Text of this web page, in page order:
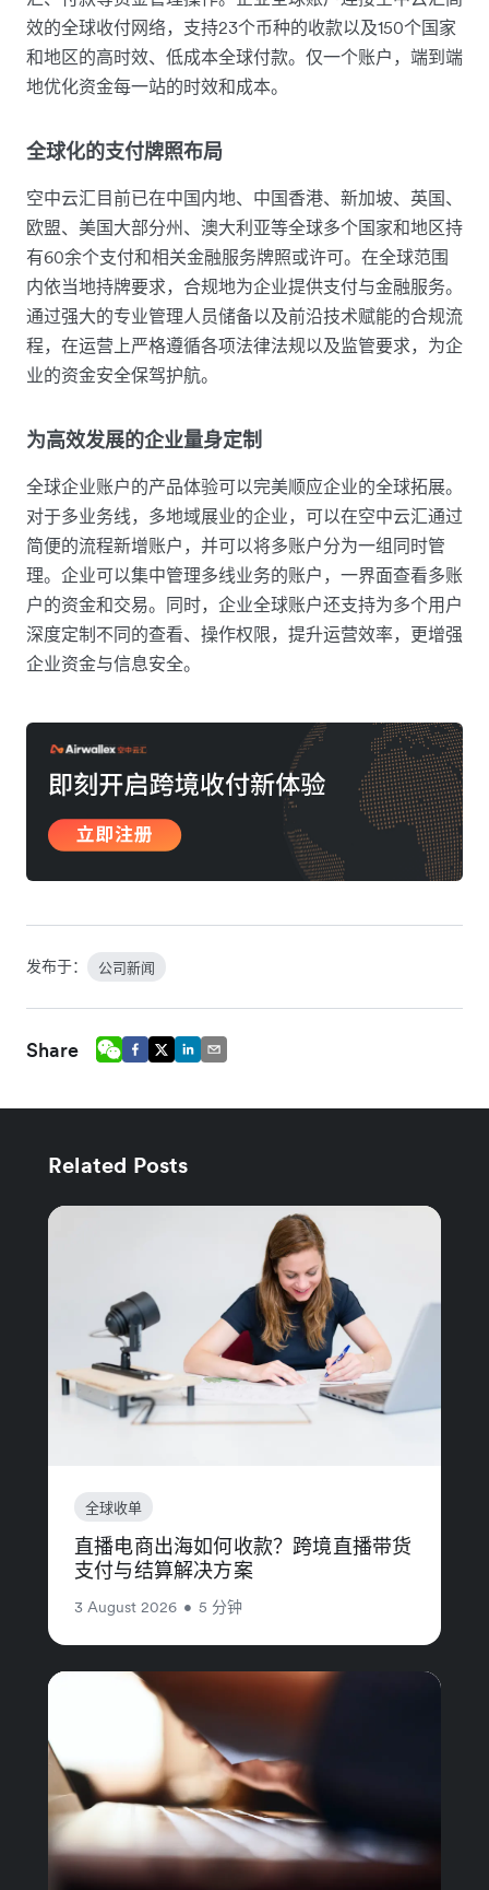
效的全球收付网络，支持23个币种的收款以及150个国家
和地区的高时效、低成本全球付款。仅一个账户，端到端
地优化资金每一站的时效和成本。
全球化的支付牌照布局
空中云汇目前已在中国内地、中国香港、新加坡、英国、
欧盟、美国大部分州、澳大利亚等全球多个国家和地区持
有60余个支付和相关金融服务牌照或许可。在全球范围
内依当地持牌要求，合规地为企业提供支付与金融服务。
通过强大的专业管理人员储备以及前沿技术赋能的合规流
程，在运营上严格遵循各项法律法规以及监管要求，为企
业的资金安全保驾护航。
为高效发展的企业量身定制
全球企业账户的产品体验可以完美顺应企业的全球拓展。
对于多业务线，多地域展业的企业，可以在空中云汇通过
简便的流程新增账户，并可以将多账户分为一组同时管
理。企业可以集中管理多线业务的账户，一界面查看多账
户的资金和交易。同时，企业全球账户还支持为多个用户
深度定制不同的查看、操作权限，提升运营效率，更增强
企业资金与信息安全。
发布于： 公司新闻
Share
Related Posts
全球收单
直播电商出海如何收款？跨境直播带货
支付与结算解决方案
3 August 2026 • 5 分钟